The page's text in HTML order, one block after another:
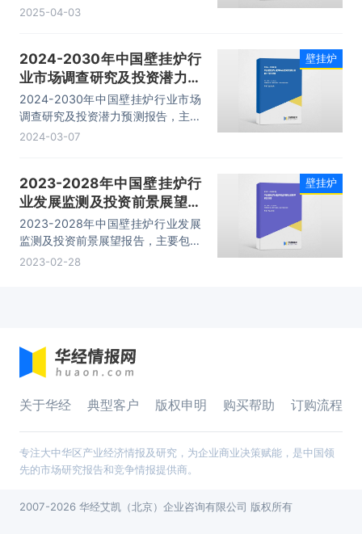
包括市场分析、生产企业分析、投资
2025-04-03
2024-2030年中国壁挂炉行
业市场调查研究及投资潜力预
测报告
2024-2030年中国壁挂炉行业市场
调查研究及投资潜力预测报告，主要
包括市场分析、生产企业分析、投资
2024-03-07
壁挂炉
2023-2028年中国壁挂炉行
业发展监测及投资前景展望报
告
2023-2028年中国壁挂炉行业发展
监测及投资前景展望报告，主要包括
市场分析、生产企业分析、投资机会
2023-02-28
壁挂炉
关于华经 典型客户 版权申明 购买帮助 订购流程
专注大中华区产业经济情报及研究，为企业商业决策赋能，是中国领
先的市场研究报告和竞争情报提供商。
2007-2026 华经艾凯（北京）企业咨询有限公司 版权所有